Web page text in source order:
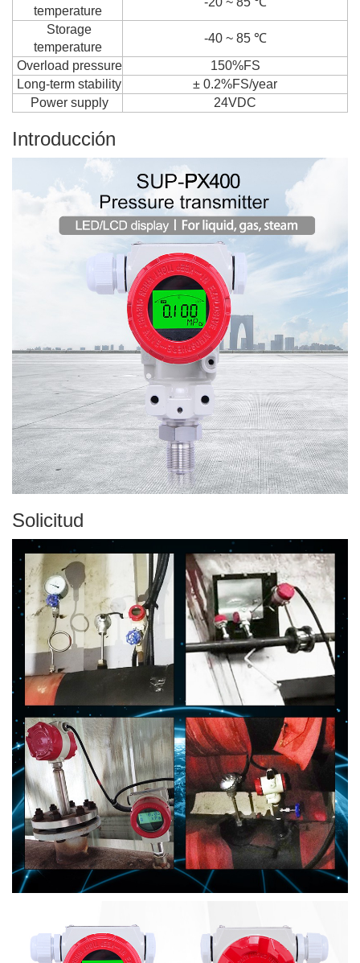
temperature
Storage
temperature
-40 ~ 85 ℃
Overload pressure
150%FS
Long-term stability
± 0.2%FS/year
Power supply
24VDC
Introducción
Solicitud